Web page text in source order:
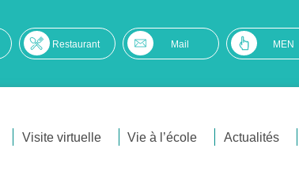
Restaurant Mail MEN
Visite virtuelle Vie à l’école Actualités